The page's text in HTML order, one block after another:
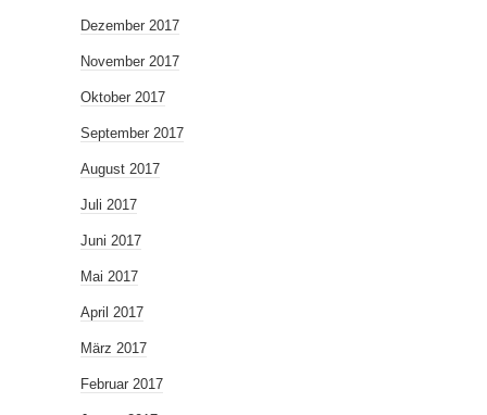
Dezember 2017
November 2017
Oktober 2017
September 2017
August 2017
Juli 2017
Juni 2017
Mai 2017
April 2017
März 2017
Februar 2017